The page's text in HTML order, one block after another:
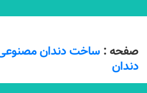
صفحه : ساخت دندان
دندان